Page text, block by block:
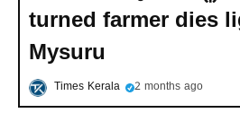
turned farmer dies
Mysuru
Times Kerala 2 months ago